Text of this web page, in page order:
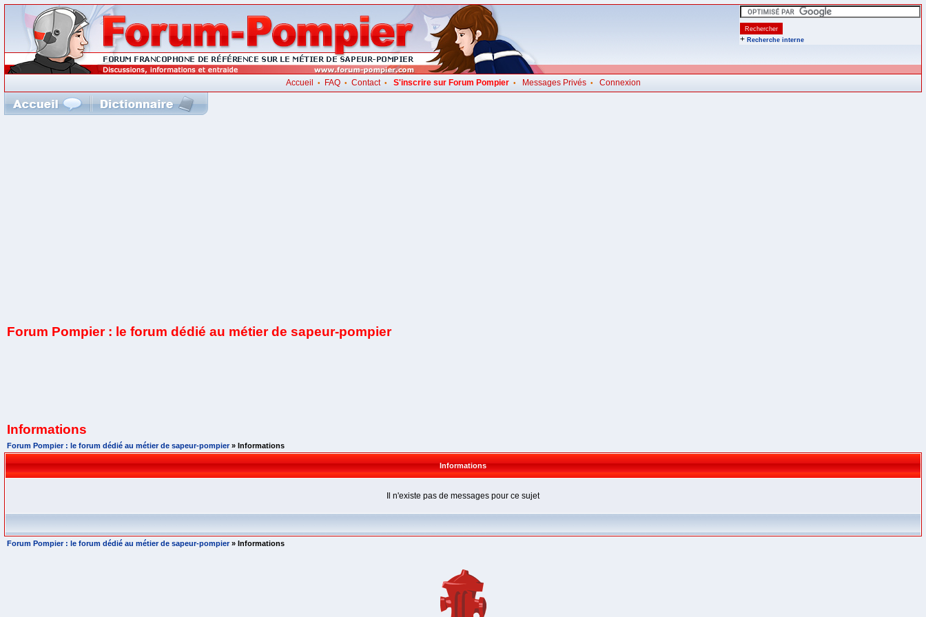
+ Recherche interne
Accueil • FAQ• Contact• S'inscrire sur Forum Pompier• Messages Privés• Connexion
Forum Pompier : le forum dédié au métier de sapeur-pompier
Informations
Forum Pompier : le forum dédié au métier de sapeur-pompier» Informations
Informations
Il n'existe pas de messages pour ce sujet
Forum Pompier : le forum dédié au métier de sapeur-pompier» Informations